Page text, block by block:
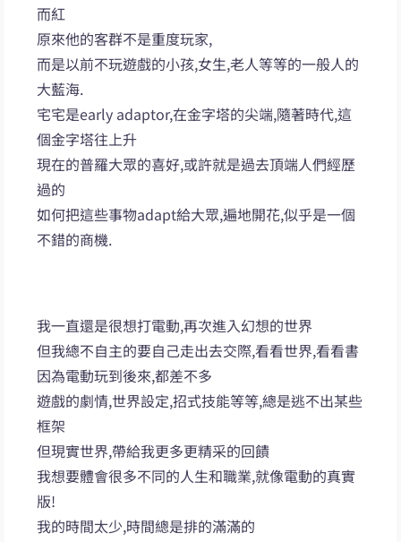
而紅
原來他的客群不是重度玩家,
而是以前不玩遊戲的小孩,女生,老人等等的一般人的
大藍海.
宅宅是early adaptor,在金字塔的尖端,隨著時代,這
個金字塔往上升
現在的普羅大眾的喜好,或許就是過去頂端人們經歷
過的
如何把這些事物adapt給大眾,遍地開花,似乎是一個
不錯的商機.
我一直還是很想打電動,再次進入幻想的世界
但我總不自主的要自己走出去交際,看看世界,看看書
因為電動玩到後來,都差不多
遊戲的劇情,世界設定,招式技能等等,總是逃不出某些
框架
但現實世界,帶給我更多更精采的回饋
我想要體會很多不同的人生和職業,就像電動的真實
版!
我的時間太少,時間總是排的滿滿的